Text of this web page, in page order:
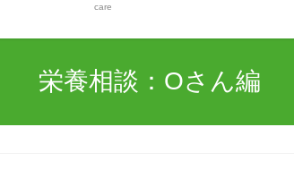
care
栄養相談：Oさん編